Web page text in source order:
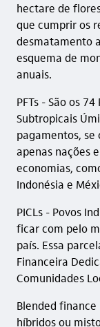
hectare de
que cumprir os
desmatamento
esquema de
anuais.
PFTs - São os
Subtropicais
pagamentos,
apenas nações
economias,
Indonésia e
PICLs - Povos
ficar com pelo
país. Essa
Financeira
Comunidades
Blended
híbridos ou